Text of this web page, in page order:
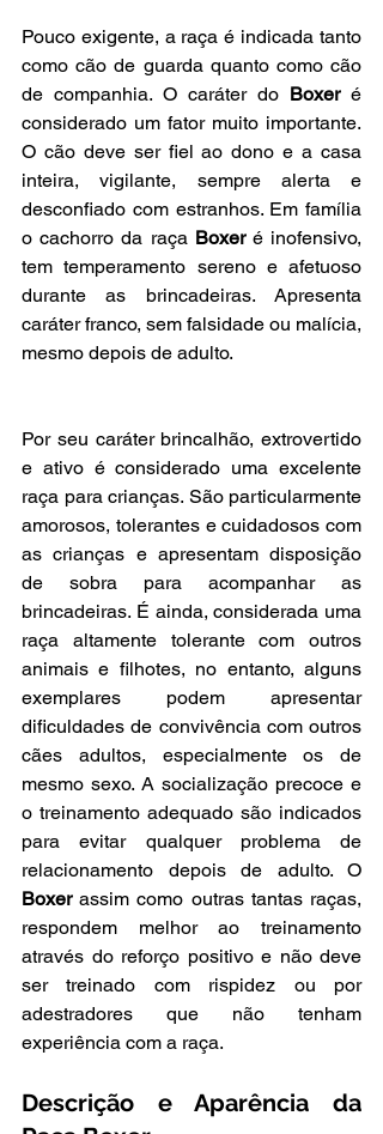
Pouco exigente, a raça é indicada tanto
como cão de guarda quanto como cão
de companhia. O caráter do Boxer é
considerado um fator muito importante.
O cão deve ser fiel ao dono e a casa
inteira, vigilante, sempre alerta e
desconfiado com estranhos. Em família
o cachorro da raça Boxer é inofensivo,
tem temperamento sereno e afetuoso
durante as brincadeiras. Apresenta
caráter franco, sem falsidade ou malícia,
mesmo depois de adulto.
Por seu caráter brincalhão, extrovertido
e ativo é considerado uma excelente
raça para crianças. São particularmente
amorosos, tolerantes e cuidadosos com
as crianças e apresentam disposição
de sobra para acompanhar as
brincadeiras. É ainda, considerada uma
raça altamente tolerante com outros
animais e filhotes, no entanto, alguns
exemplares podem apresentar
dificuldades de convivência com outros
cães adultos, especialmente os de
mesmo sexo. A socialização precoce e
o treinamento adequado são indicados
para evitar qualquer problema de
Boxer assim como outras tantas raças,
respondem melhor ao treinamento
através do reforço positivo e não deve
ser treinado com rispidez ou por
adestradores que não tenham
experiência com a raça.
Descrição e Aparência da